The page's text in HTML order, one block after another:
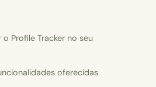
Profile Tracker no seu
oferecidas